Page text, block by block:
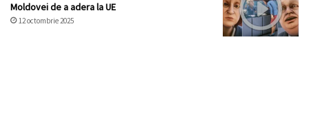
Moldovei de a adera la UE
12 octombrie 2025